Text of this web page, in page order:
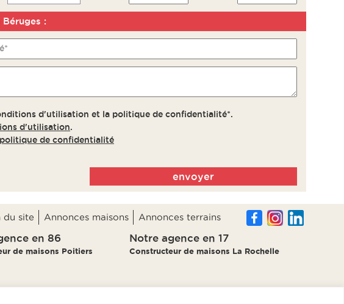
de votre projet à Béruges :
d'utilisation et la politique de confidentialité*.
d'utilisation.
de confidentialité
du site Annonces maisons Annonces terrains
en 86
de maisons Poitiers
Notre agence en 17
Constructeur de maisons La Rochelle